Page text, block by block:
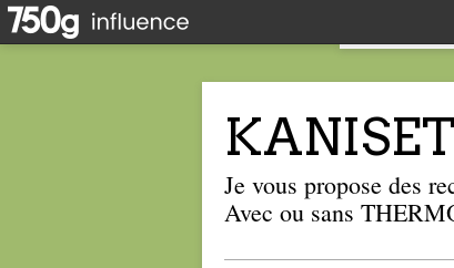
Je vous propose des
Avec ou sans